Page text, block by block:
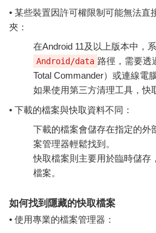
• 某些裝置因許可權限制可能無法直
夾：
在Android 11及以上版本中，
Android/data 路徑，需要透
Total Commander）或連線電
如果使用第三方清理工具，快
• 下載的檔案與快取資料不同：
下載的檔案會儲存在指定的外
案管理器輕鬆找到。
快取檔案則主要用於臨時儲存
檔案。
如何找到隱藏的快取檔案
• 使用專業的檔案管理器：